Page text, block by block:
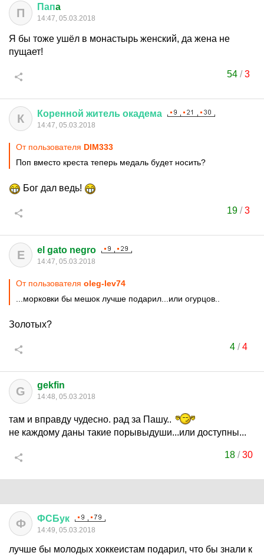
П Папa
14:47, 05.03.2018
Я бы тоже ушёл в монастырь женский, да жена не
пущает!
54 /3
К Коренной житель окадема
14:47, 05.03.2018
От пользователя DIM333
Поп вместо креста теперь медаль будет носить?
Бог дал ведь!
19 /3
E el gato negro
14:47, 05.03.2018
От пользователя oleg-lev74
...морковки бы мешок лучше подарил...или огурцов..
Золотых?
4/4
G gekfin
14:48, 05.03.2018
там и вправду чудесно. рад за Пашу..
не каждому даны такие порывыдуши...или доступны...
18/30
Ф ФСБук
14:49, 05.03.2018
лучше бы молодых хоккеистам подарил, что бы знали к